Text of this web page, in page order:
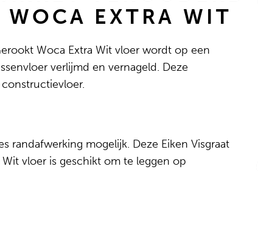
EXTRA WIT
Woca Extra Wit vloer wordt op een
verlijmd en vernageld. Deze
randafwerking mogelijk. Deze Eiken Visgraat
vloer is geschikt om te leggen op